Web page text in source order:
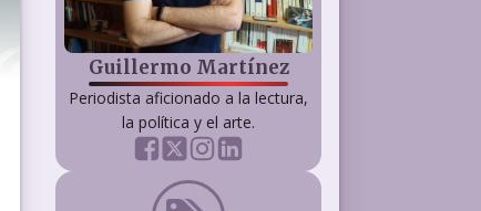
Guillermo Martínez
Periodista aficionado a la lectura,
la política y el arte.